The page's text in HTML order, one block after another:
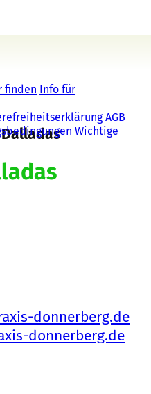
finden Info für
AGB
Wichtige
donnerberg.de
donnerberg.de